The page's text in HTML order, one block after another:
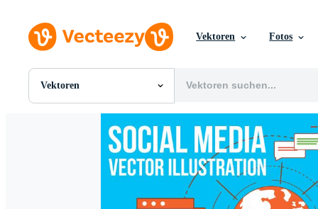
Vektoren Fotos
Vektoren
Alle Bilder